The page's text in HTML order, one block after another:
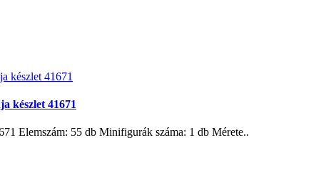
készlet 41671
Elemszám: 55 db Minifigurák száma: 1 db Mérete..